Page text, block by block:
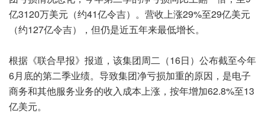
亿3120万美元（约41亿令吉）。营收上涨29%至29亿美元
（约127亿令吉），但仍是近五年来最低增长。
根据《联合早报》报道，该集团周二（16日）公布截至今年
6月底的第二季业绩。导致集团净亏损加重的原因，是电子
商务和其他服务业务的收入成本上涨，按年增加62.8%至13
亿美元。